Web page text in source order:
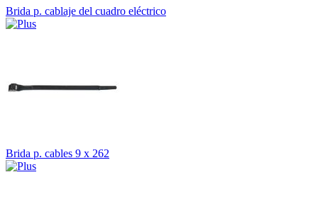
Brida p. cablaje del cuadro eléctrico
Brida p. cables 9 x 262